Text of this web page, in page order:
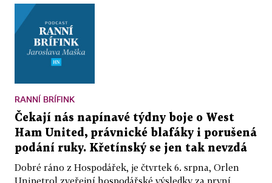
RANNÍ BRÍFINK
Čekají nás napínavé týdny boje o West
Ham United, právnické blafáky i porušená
podání ruky. Křetínský se jen tak nevzdá
Dobré ráno z Hospodářek, je čtvrtek 6. srpna, Orlen
Unipetrol zveřejní hospodářské výsledky za první